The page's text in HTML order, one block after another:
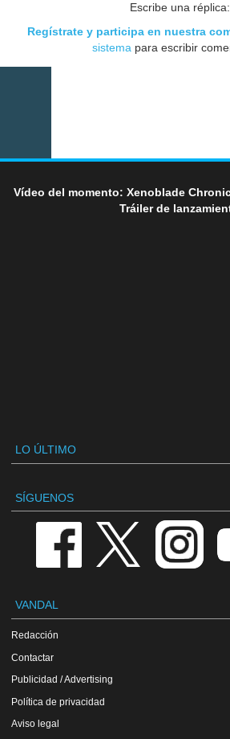
Escribe una réplica:
Regístrate y participa en nuestra
sistema para escribir
Vídeo del momento: Xenoblade
Tráiler de
LO ÚLTIMO
SÍGUENOS
VANDAL
Redacción
Contactar
Publicidad / Advertising
Política de privacidad
Aviso legal